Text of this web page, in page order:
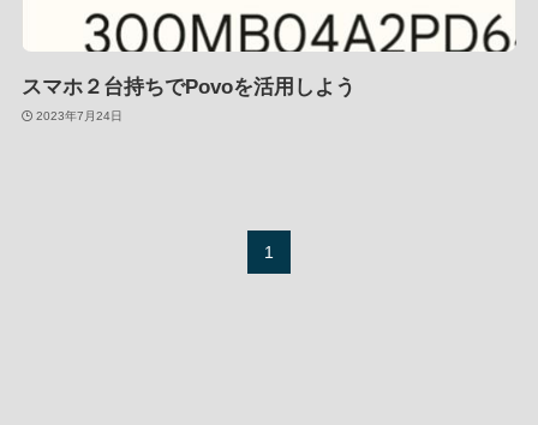
スマホ２台持ちでPovoを活用しよう
2023年7月24日
1